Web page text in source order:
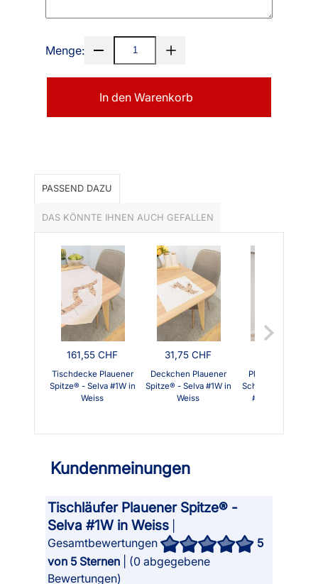
Menge:
In den Warenkorb
PASSEND DAZU
DAS KÖNNTE IHNEN AUCH GEFALLEN
161,55 CHF
Tischdecke Plauener
Spitze® - Selva #1W in
Weiss
31,75 CHF
Deckchen Plauener
Spitze® - Selva #1W in
Weiss
Plauener Spitze®
Schiebegardine
#1W in Rohweiss
Kundenmeinungen
Tischläufer Plauener Spitze® -
Selva #1W in Weiss
Gesamtbewertungen
5
von 5 Sternen
| (0 abgegebene
Bewertungen)